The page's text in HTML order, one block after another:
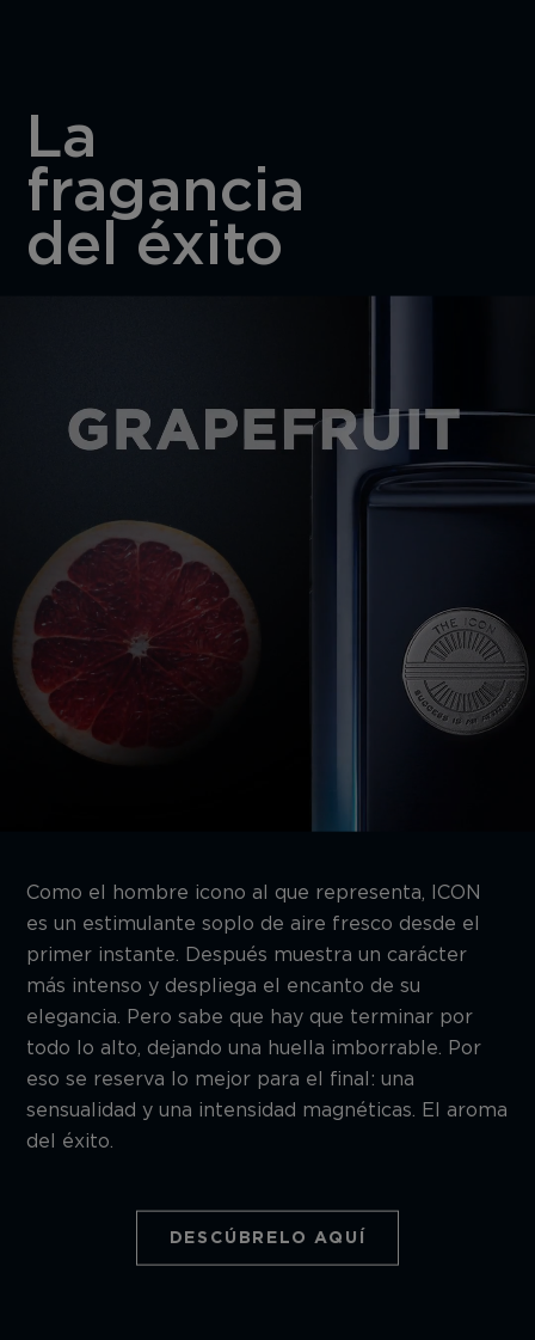
La
fragancia
del éxito
Como el hombre icono al que representa, ICON
es un estimulante soplo de aire fresco desde el
primer instante. Después muestra un carácter
más intenso y despliega el encanto de su
elegancia. Pero sabe que hay que terminar por
todo lo alto, dejando una huella imborrable. Por
eso se reserva lo mejor para el final: una
sensualidad y una intensidad magnéticas. El aroma
del éxito.
DESCÚBRELO AQUÍ